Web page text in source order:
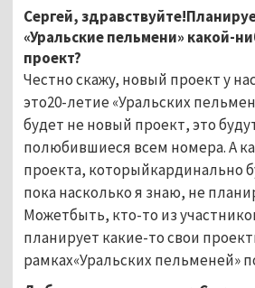
Сергей,
«Уральские пельмени» какой-
проект?
Честно скажу, новый проект у
это20-летие «Уральских
будет не новый проект, это
полюбившиеся всем номера. А
проекта, которыйкардинально
пока насколько я знаю, не
Можетбыть, кто-то из
планирует какие-то свои
рамках«Уральских пельменей»